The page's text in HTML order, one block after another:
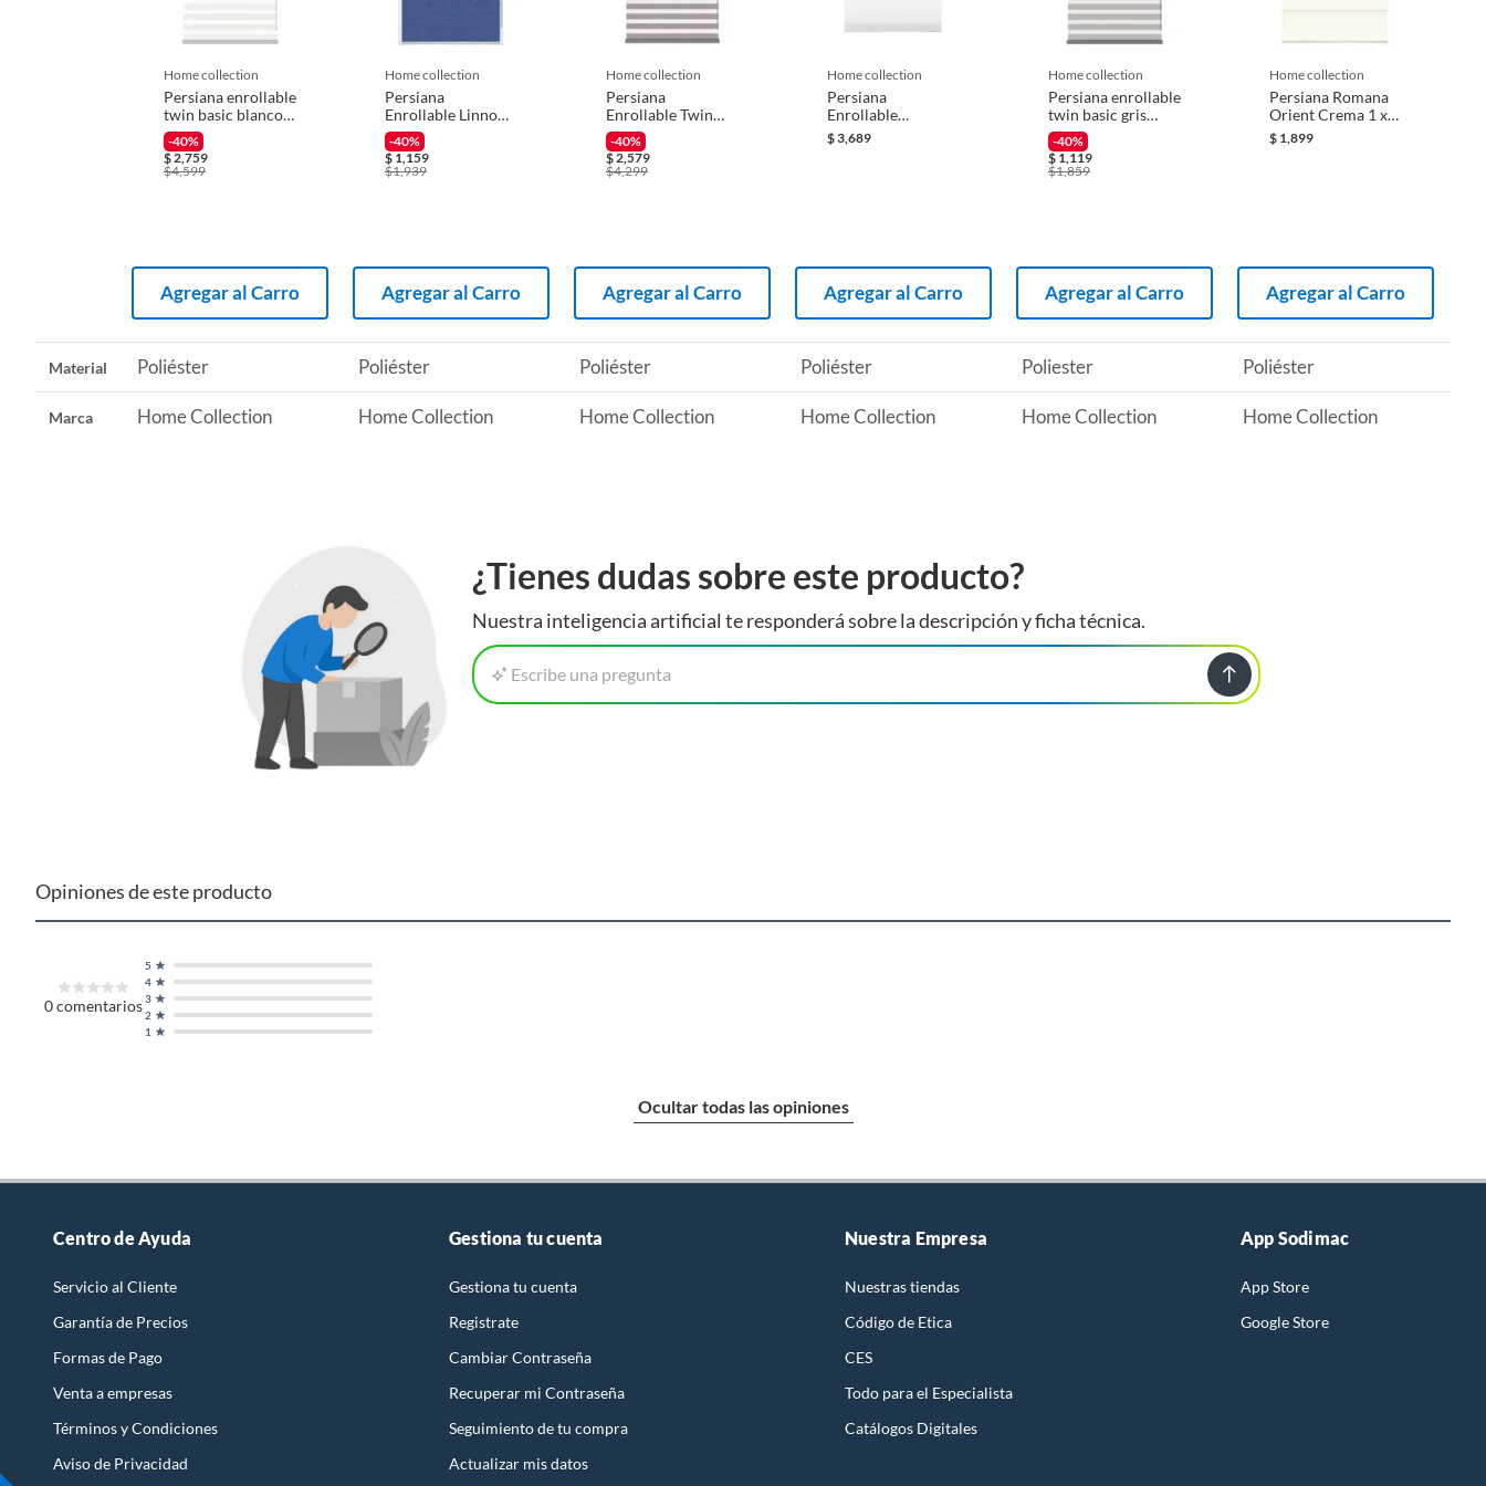
Recomendaciones Limpiar con Trapo Humedo;Quitar Polvo con Plumero
Iniciaremos el reembolso de tu dinero cuando recibamos el producto.
home collection
Persiana enrollable
twin basic blanco
1.55mx2.40m
-40%
$2,759
$4,599
Agregar al Carro
home collection
Persiana
Enrollable Linno
Translucido Azul
1.30mx1.35m
-40%
$1,159
$1,939
Agregar al Carro
home collection
Persiana
Enrollable Twin
Dimout Gris
1.20mx1.80m
-40%
$2,579
$4,299
Agregar al Carro
home collection
Persiana
Enrollable
Blackout Soft Eco
Blanco 2.40 x 1.60
$3,689
Agregar al Carro
home collection
Persiana enrollable
twin basic gris
1mx1.50m
-40%
$1,119
$1,859
Agregar al Carro
home collection
Persiana Romana
Orient Crema 1 x
1.6 M
$ 1,899
Agregar al Carro
Material Poliéster Poliéster Poliéster Poliéster Poliester Poliéster
Marca Home Collection Home Collection Home Collection Home Collection Home Collection Home Collection
¿Tienes dudas sobre este producto?
Nuestra inteligencia artificial te responderá sobre la descripción y ficha técnica.
Escribe una pregunta
Opiniones de este producto
0comentarios
1
2
3
4
5
Ocultar todas las opiniones
Centro de Ayuda
Servicio al Cliente
Garantía de Precios
Formas de Pago
Venta a empresas
Términos y Condiciones
Aviso de Privacidad
Gestiona tu cuenta
Gestiona tu cuenta
Registrate
Cambiar Contraseña
Recuperar mi Contraseña
Seguimiento de tu compra
Actualizar mis datos
Nuestra Empresa
Nuestras tiendas
Código de Etica
CES
Todo para el Especialista
Catálogos Digitales
App Sodimac
App Store
Google Store